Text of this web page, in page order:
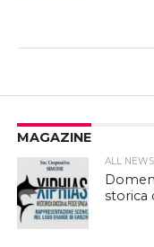
MAGAZINE
ALL NEWS
storica